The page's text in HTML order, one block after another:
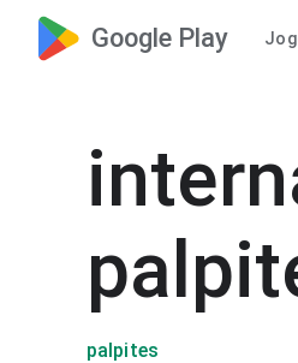
Google Play
palpites